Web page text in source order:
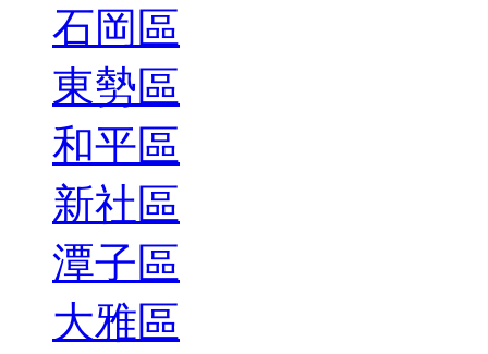
石岡區
東勢區
和平區
新社區
潭子區
大雅區